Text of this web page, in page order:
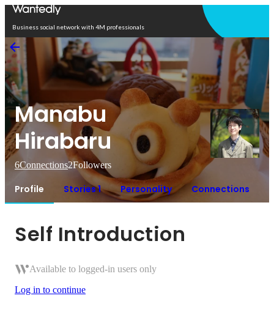
Business social network with 4M professionals
Manabu
Hirabaru
6Connections2Followers
Profile Stories 1 Personality Connections
Self Introduction
Available to logged-in users only
Log in to continue